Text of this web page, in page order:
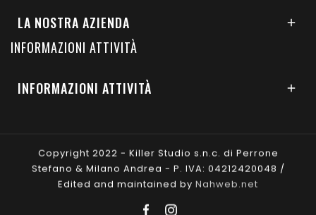
LA NOSTRA AZIENDA 
INFORMAZIONI ATTIVITÀ
INFORMAZIONI ATTIVITÀ 
Copyright 2022 - Killer Studio s.n.c. di Perrone
Stefano & Milano Andrea - P. IVA: 04212420048 /
Edited and maintained by Nahweb.net